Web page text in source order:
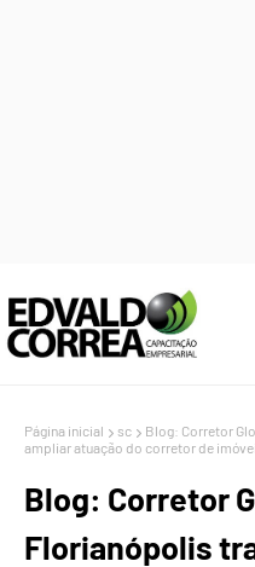
Página inicial sc
Blog: Corretor
ampliar atuação do corretor de
Blog: Corretor
Florianópolis